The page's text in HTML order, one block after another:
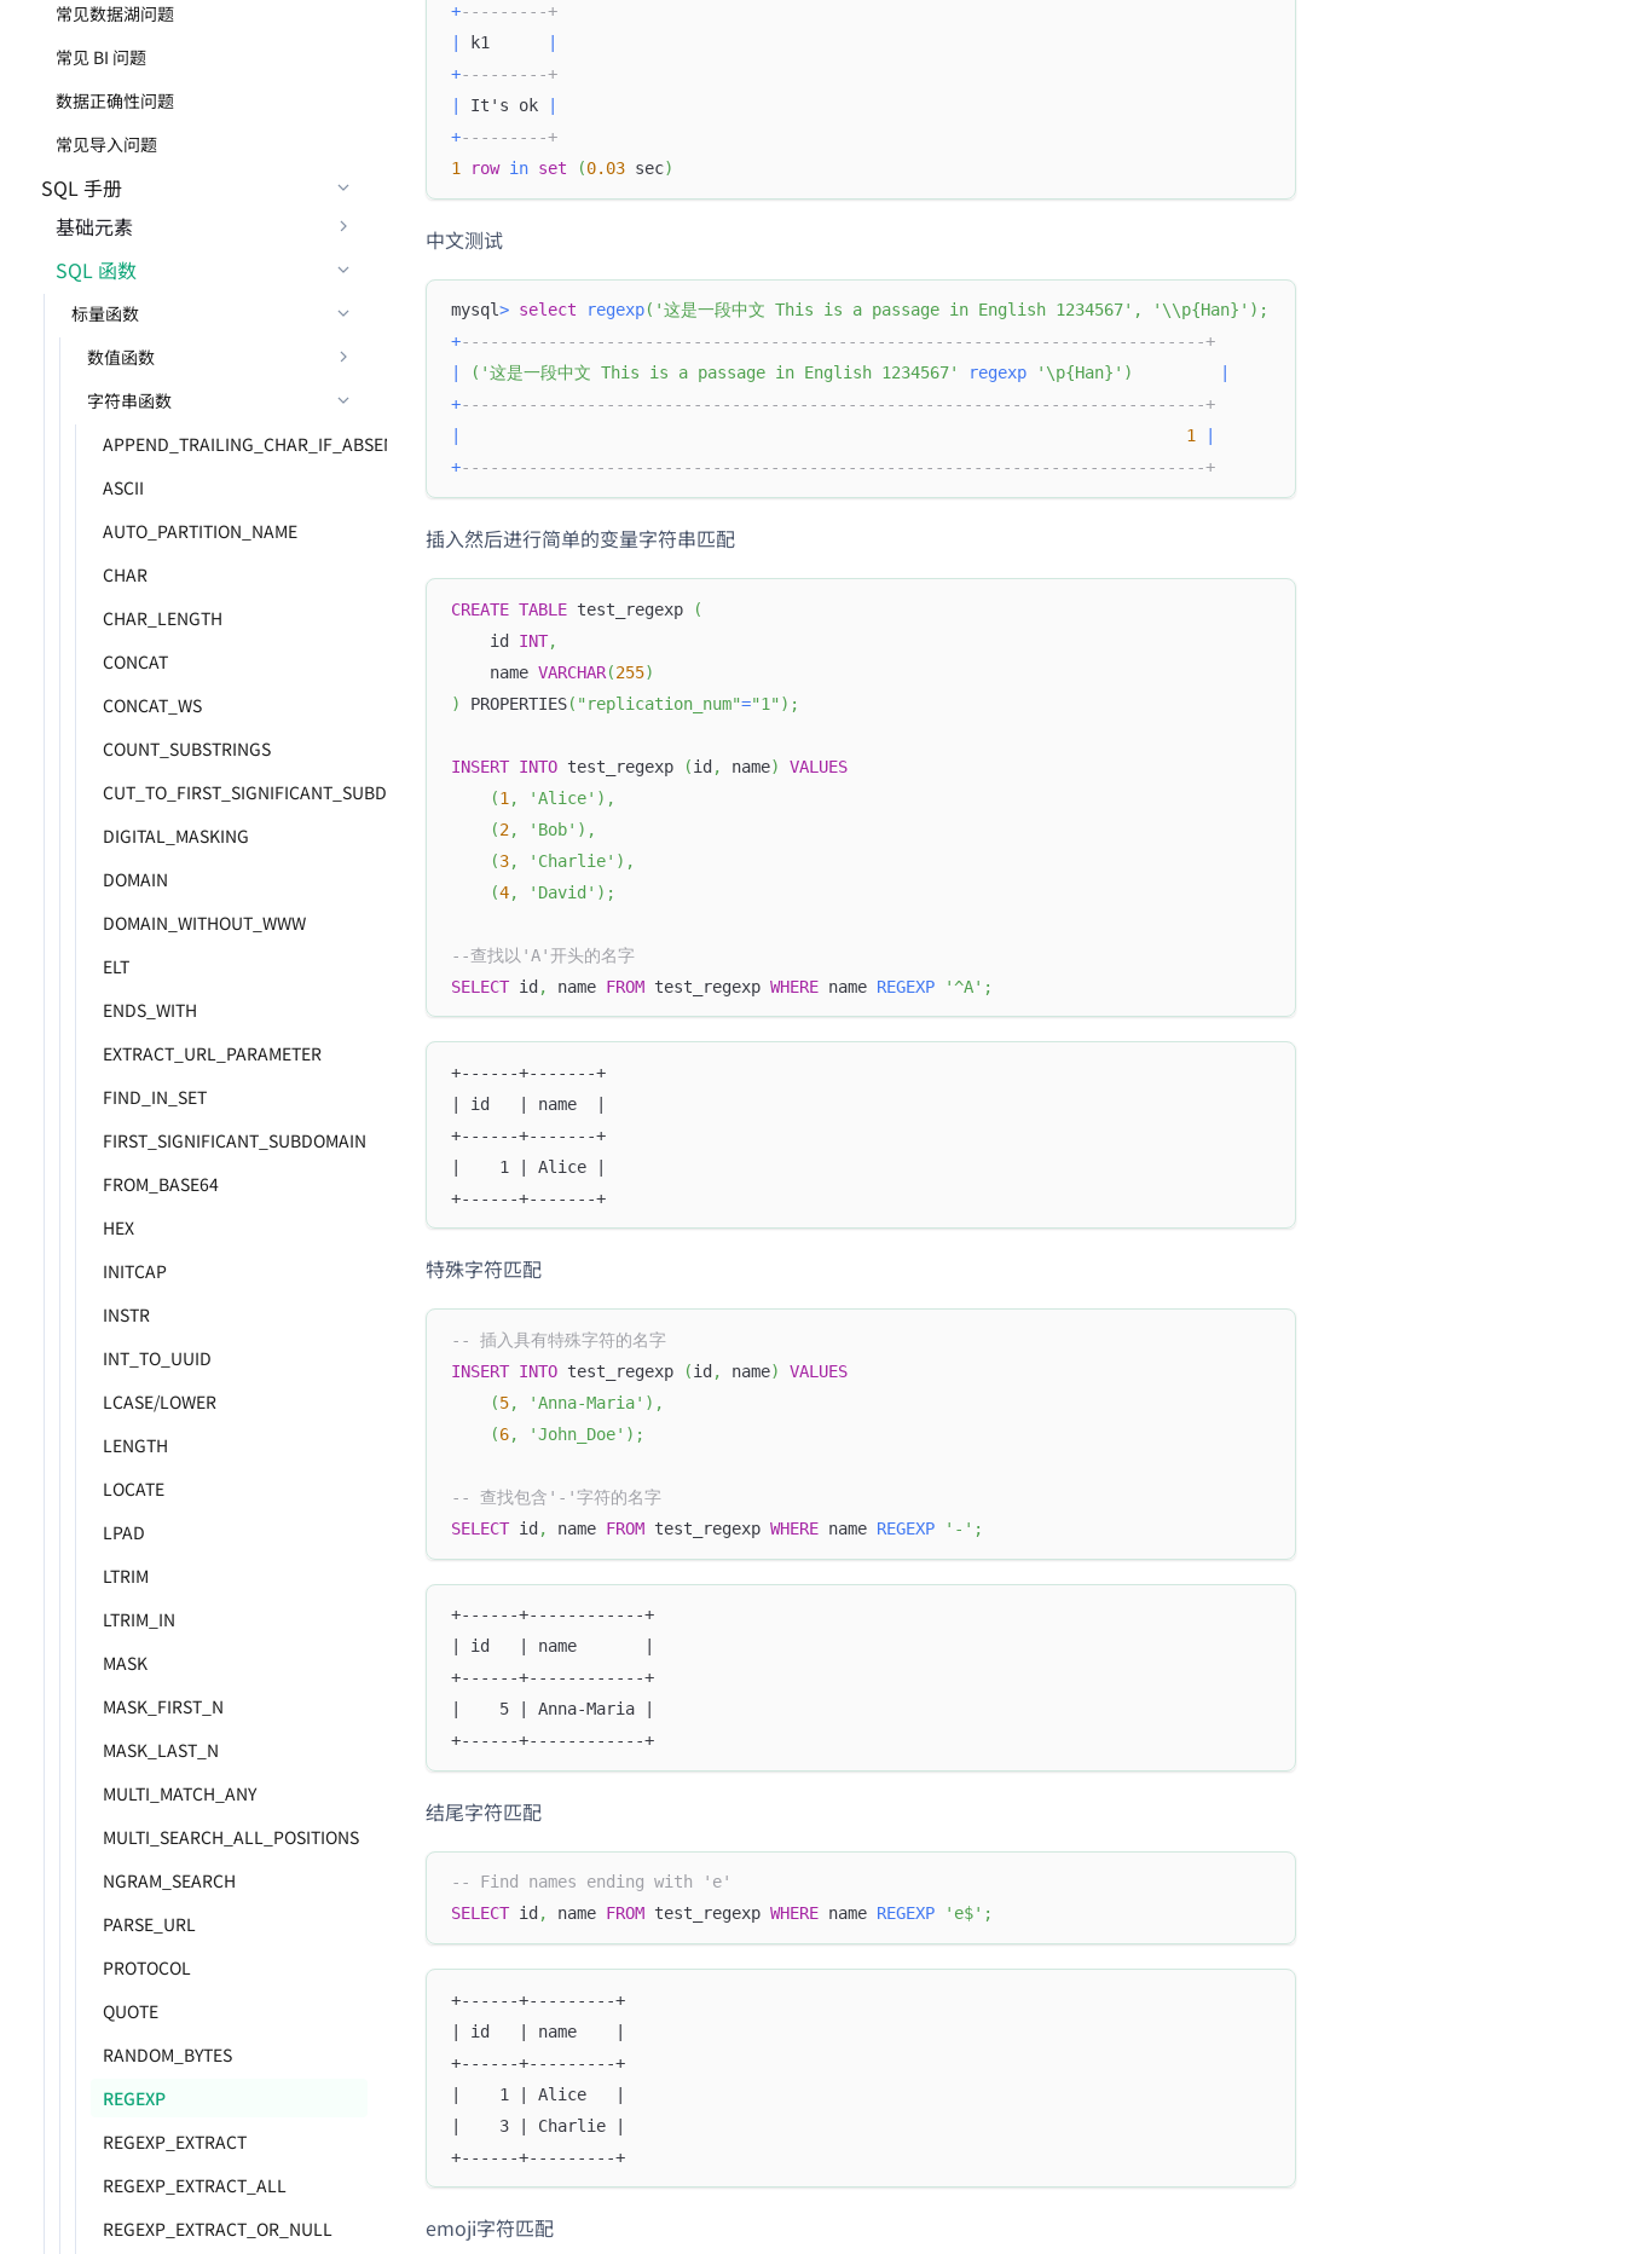
常见数据湖问题
常见 BI 问题
数据正确性问题
常见导入问题
SQL 手册
基础元素
SQL 函数
标量函数
数值函数
字符串函数
APPEND_TRAILING_CHAR_IF_ABSENT
ASCII
AUTO_PARTITION_NAME
CHAR
CHAR_LENGTH
CONCAT
CONCAT_WS
COUNT_SUBSTRINGS
CUT_TO_FIRST_SIGNIFICANT_SUBDOMAIN
DIGITAL_MASKING
DOMAIN
DOMAIN_WITHOUT_WWW
ELT
ENDS_WITH
EXTRACT_URL_PARAMETER
FIND_IN_SET
FIRST_SIGNIFICANT_SUBDOMAIN
FROM_BASE64
HEX
INITCAP
INSTR
INT_TO_UUID
LCASE/LOWER
LENGTH
LOCATE
LPAD
LTRIM
LTRIM_IN
MASK
MASK_FIRST_N
MASK_LAST_N
MULTI_MATCH_ANY
MULTI_SEARCH_ALL_POSITIONS
NGRAM_SEARCH
PARSE_URL
PROTOCOL
QUOTE
RANDOM_BYTES
REGEXP
REGEXP_EXTRACT
REGEXP_EXTRACT_ALL
REGEXP_EXTRACT_OR_NULL
+---------+
k1
+---------+
It's ok
+---------+
1
row in set (0.03 sec)
中文测试
mysql> select regexp( '这是一段中文 This is a passage in English 1234567' , '\\p{Han}' ) ;
+-----------------------------------------------------------------------------+
( '这是一段中文 This is a passage in English 1234567' regexp '\p{Han}' )
+-----------------------------------------------------------------------------+
1
+-----------------------------------------------------------------------------+
插入然后进行简单的变量字符串匹配
CREATE TABLE test_regexp
(
    id
INT,
    name
VARCHAR(255)
)
PROPERTIES( "replication_num"="1" ) ;
INSERT INTO test_regexp (id, name)
VALUES
(1 , 'Alice' ) ,
(2, 'Bob' ) ,
(3, 'Charlie' ) ,
(4, 'David' ) ;
--查找以'A'开头的名字
SELECT id, name FROM test_regexp WHERE name REGEXP '^A' ;
+------+-------+
| id   | name  |
+------+-------+
|    1 | Alice |
+------+-------+
特殊字符匹配
-- 插入具有特殊字符的名字
INSERT INTO test_regexp (id , name)
VALUES
(5, 'Anna-Maria' ) ,
(6, 'John_Doe' ) ;
-- 查找包含'-'字符的名字
SELECT id , name FROM test_regexp WHERE name REGEXP '-' ;
+------+------------+
| id   | name       |
+------+------------+
|    5 | Anna-Maria |
+------+------------+
结尾字符匹配
-- Find names ending with 'e'
SELECT id , name FROM test_regexp WHERE name REGEXP 'e$' ;
+------+---------+
| id   | name    |
+------+---------+
|    1 | Alice   |
|    3 | Charlie |
+------+---------+
emoji字符匹配